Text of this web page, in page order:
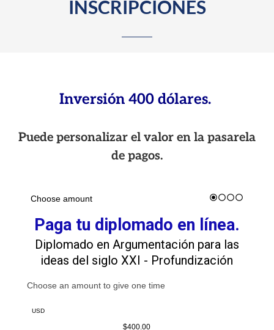
INSCRIPCIONES
Inversión 400 dólares.
Puede personalizar el valor en la pasarela
de pagos.